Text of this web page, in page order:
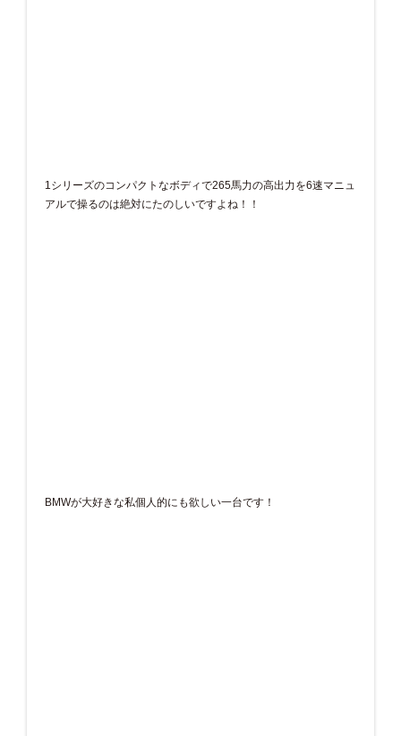
1シリーズのコンパクトなボディで265馬力の高出力を6速マニュ
アルで操るのは絶対にたのしいですよね！！
BMWが大好きな私個人的にも欲しい一台です！